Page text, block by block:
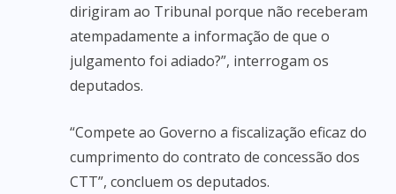
dirigiram ao Tribunal porque não receberam
atempadamente a informação de que o
julgamento foi adiado?”, interrogam os
deputados.
“Compete ao Governo a fiscalização eficaz do
cumprimento do contrato de concessão dos
CTT”, concluem os deputados.